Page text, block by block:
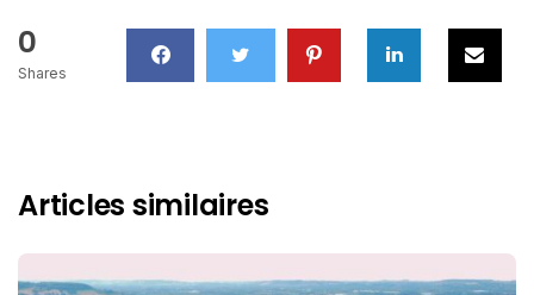
0
Shares
Articles similaires